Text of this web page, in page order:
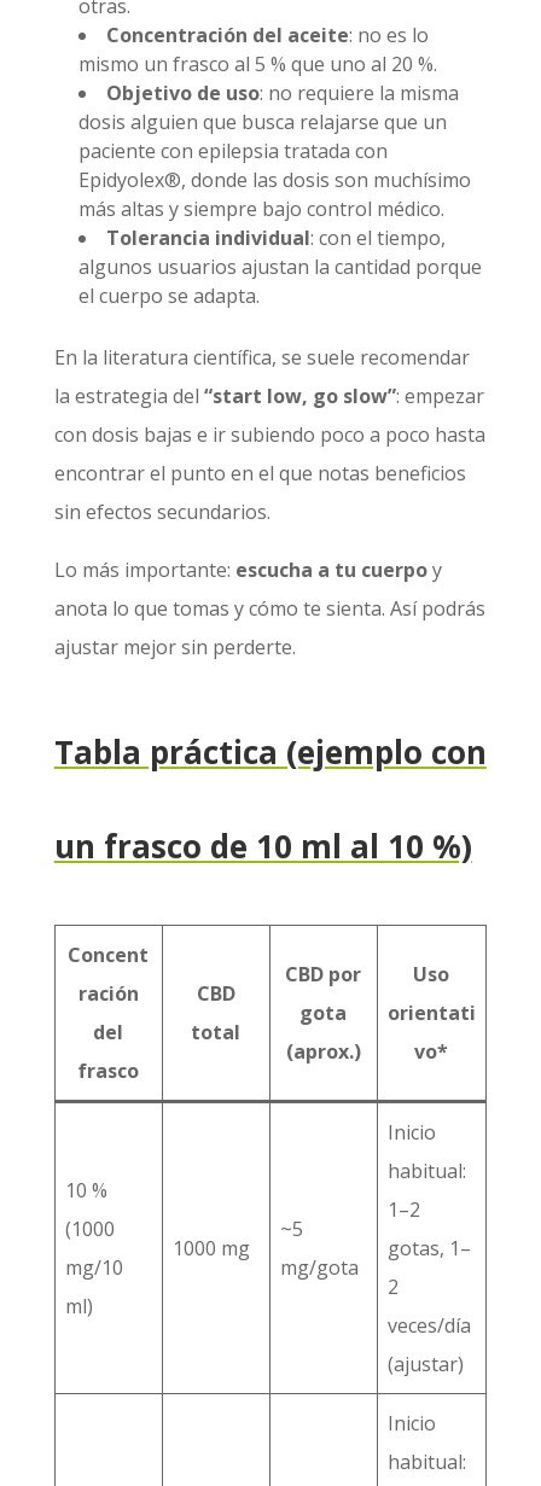
otras.
Concentración del aceite: no es lo
mismo un frasco al 5 % que uno al 20 %.
Objetivo de uso: no requiere la misma
dosis alguien que busca relajarse que un
paciente con epilepsia tratada con
Epidyolex®, donde las dosis son muchísimo
más altas y siempre bajo control médico.
Tolerancia individual: con el tiempo,
algunos usuarios ajustan la cantidad porque
el cuerpo se adapta.
En la literatura científica, se suele recomendar
la estrategia del “start low, go slow”: empezar
con dosis bajas e ir subiendo poco a poco hasta
encontrar el punto en el que notas beneficios
sin efectos secundarios.
Lo más importante: escucha a tu cuerpoy
anota lo que tomas y cómo te sienta. Así podrás
ajustar mejor sin perderte.
Tabla práctica (ejemplo con
un frasco de 10 ml al 10 %)
Concent
ración
del
frasco
CBD
total
CBD por
gota
(aprox.)
Uso
orientati
vo*
10 %
(1000
mg/10
ml)
1000 mg
~5
mg/gota
Inicio
habitual:
1–2
gotas, 1–
2
veces/día
(ajustar)
Inicio
habitual: